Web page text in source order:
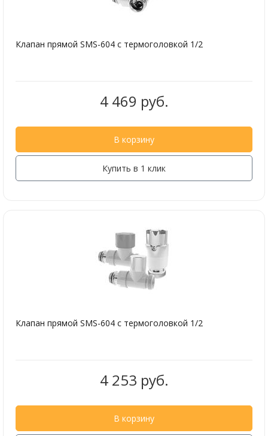
Клапан прямой SMS-604 с термоголовкой 1/2
4 469 руб.
В корзину
Купить в 1 клик
Клапан прямой SMS-604 с термоголовкой 1/2
4 253 руб.
В корзину